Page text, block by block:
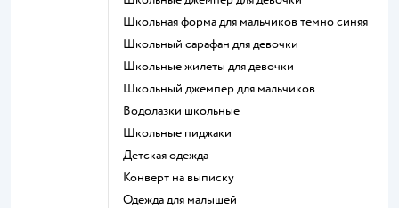
Школьная форма для мальчиков темно синяя
Школьный сарафан для девочки
Школьные жилеты для девочки
Школьный джемпер для мальчиков
Водолазки школьные
Школьные пиджаки
Детская одежда
Конверт на выписку
Одежда для малышей